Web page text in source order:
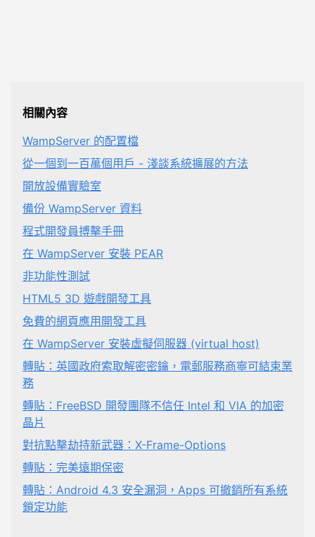
相關內容
WampServer 的配置檔
從一個到一百萬個用戶 - 淺談系統擴展的方法
開放設備實驗室
備份 WampServer 資料
程式開發員搏擊手冊
在 WampServer 安裝 PEAR
非功能性測試
HTML5 3D 遊戲開發工具
免費的網頁應用開發工具
在 WampServer 安裝虛擬伺服器 (virtual host)
轉貼：英國政府索取解密密鑰，電郵服務商寧可結束業
務
轉貼：FreeBSD 開發團隊不信任 Intel 和 VIA 的加密
晶片
對抗點擊劫持新武器：X-Frame-Options
轉貼：完美遠期保密
轉貼：Android 4.3 安全漏洞，Apps 可撤銷所有系統
鎖定功能